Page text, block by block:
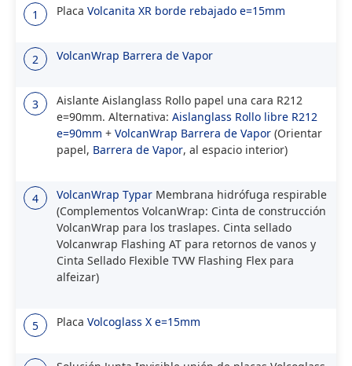
1 Placa Volcanita XR borde rebajado e=15mm
2 VolcanWrap Barrera de Vapor
3
Aislante Aislanglass Rollo papel una cara R212
e=90mm. Alternativa: Aislanglass Rollo libre R212
e=90mm + VolcanWrap Barrera de Vapor (Orientar
papel, Barrera de Vapor, al espacio interior)
4 VolcanWrap Typar Membrana hidrófuga respirable
(Complementos VolcanWrap: Cinta de construcción
VolcanWrap para los traslapes. Cinta sellado
Volcanwrap Flashing AT para retornos de vanos y
Cinta Sellado Flexible TVW Flashing Flex para
alfeizar)
5 Placa Volcoglass X e=15mm